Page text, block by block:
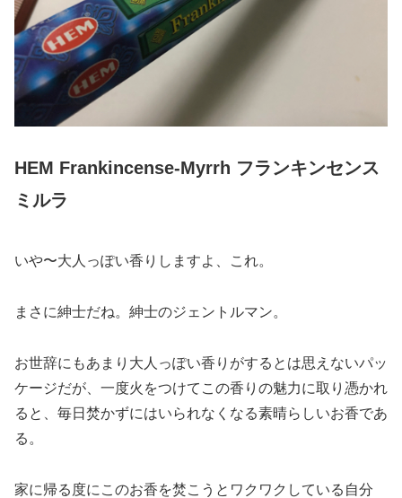
HEM Frankincense-Myrrh フランキンセンス
ミルラ
いや〜大人っぽい香りしますよ、これ。
まさに紳士だね。紳士のジェントルマン。
お世辞にもあまり大人っぽい香りがするとは思えないパッ
ケージだが、一度火をつけてこの香りの魅力に取り憑かれ
ると、毎日焚かずにはいられなくなる素晴らしいお香であ
る。
家に帰る度にこのお香を焚こうとワクワクしている自分